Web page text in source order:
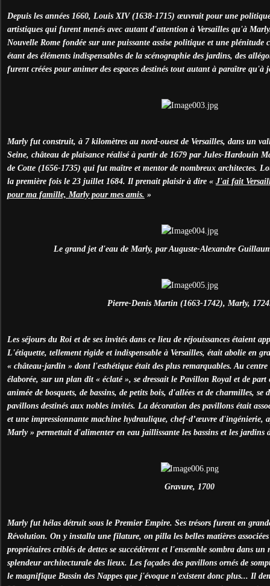
Depuis les années 1660, Louis XIV (1638-1715) œuvrait pour une
artistiques qui furent menés avec autant d'attention à Versailles qu'à
Nouvelle Rome fondée sur une puissante assise politique et une
étant des éléments indispensables de la scénographie des jardins, des
furent créées pour animer des espaces destinés tout autant à paraître
Marly fut construit, à 7 kilomètres au nord-ouest de Versailles, dans un
Seine, château de plaisance réalisé à partir de 1679 par Jules-Hardouin
de Cotte (1656-1735) qui fut maître et mentor de nombreux architectes.
la première fois le 23 juillet 1684. Il prenait plaisir à dire « J'ai fait
pour ma famille, Marly pour mes amis. »
Le grand jet d'eau de Marly, par Auguste-Alexandre
Pierre-Denis Martin (1663-1742), Marly,
Les séjours du Roi et de ses invités dans ce lieu de réjouissances étaient
L'étiquette, tellement rigide et indispensable à Versailles, était abolie en
« château-jardin » dont l'esthétique était des plus remarquables. Au
élaborée, sur un plan dit « éclaté », se dressait le Pavillon Royal et de part
animée de bosquets, de bassins, de petits bois, d'allées et de charmilles, se
pavillons destinés aux nobles invités. La décoration des pavillons était
et une impressionnante machine hydraulique, chef-d’œuvre d'ingénierie,
Marly » permettait d'alimenter en eau jaillissante les bassins et les jardins
Gravure, 1700
Marly fut hélas détruit sous le Premier Empire. Ses trésors furent en
Révolution. On y installa une filature, on pilla les belles matières
propriétaires criblés de dettes se succédèrent et l'ensemble sombra dans
splendeur architecturale des lieux. Les façades des pavillons ornés de
le magnifique Bassin des Nappes que j'évoque n'existent donc plus... Il